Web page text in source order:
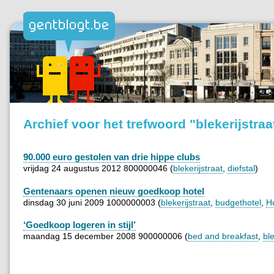
Archief voor het trefwoord
90.000 euro gestolen van drie hippe clubs
vrijdag 24 augustus 2012 800000046 (blekerijstraat diefstal)
Gentenaars openen nieuw goedkoop hotel
dinsdag 30 juni 2009 1000000003 (blekerijstraat budgethotel
‘Goedkoop logeren in stijl’
maandag 15 december 2008 900000006 (bed and breakfast